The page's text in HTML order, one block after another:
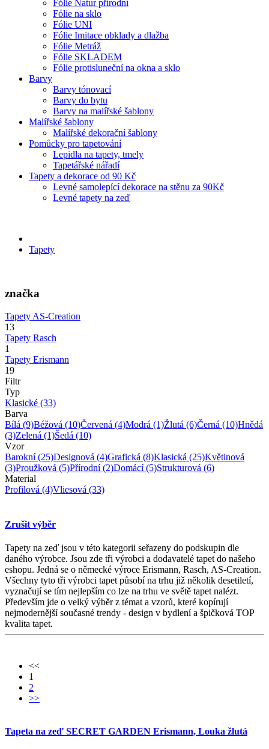
Fólie Natur přírodní
Fólie na sklo
Fólie UNI
Fólie Imitace obklady a dlažba
Fólie Metráž
Fólie SKLADEM
Fólie protisluneční na okna a sklo
Barvy
Barvy tónovací
Barvy do bytu
Barvy na malířské šablony
Malířské šablony
Malířské dekorační šablony
Pomůcky pro tapetování
Lepidla na tapety, tmely
Tapetářské nářadí
Tapety a dekorace od 90 Kč
Levné samolepící dekorace na stěnu za 90Kč
Levné tapety na zeď
Tapety
značka
Tapety AS-Creation
13
Tapety Rasch
1
Tapety Erismann
19
Filtr
Typ
Klasické (33)
Barva
Bílá (9)Béžová (10)Červená (4)Modrá (1)Žlutá (6)Černá (10)Hnědá
(3)Zelená (1)Šedá (10)
Vzor
Barokní(25)Designová (4)Grafická (8)Klasická (25)Květinová
(3)Proužková (5)Přírodní(2)Domácí(5)Strukturová (6)
Material
Profilová (4)Vliesová (33)
Zrušit výběr
Tapety na zeď jsou v této kategorii seřazeny do podskupin dle
daného výrobce. Jsou zde tři výrobci a dodavatelé tapet do našeho
eshopu. Jedná se o německé výroce Erismann, Rasch, AS-Creation.
Všechny tyto tři výrobci tapet působí na trhu již několik desetiletí,
vyznačují se tím nejlepším co lze na trhu ve světě tapet nalézt.
Především jde o velký výběr z témat a vzorů, které kopírují
nejmodernější současné trendy - design v bydlení a špičková TOP
kvalita tapet.
<<
1
2
>>
Tapeta na zeď SECRET GARDEN Erismann, Louka žlutá